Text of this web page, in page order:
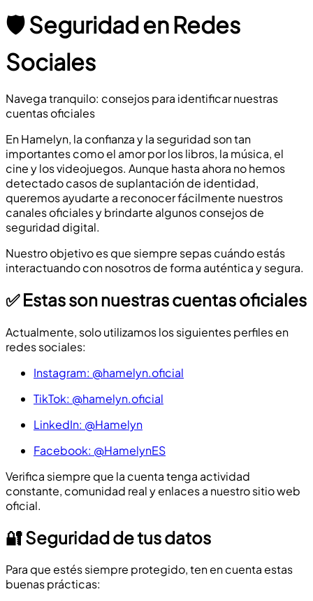
🛡️ Seguridad en Redes
Sociales
Navega tranquilo: consejos para identificar nuestras
cuentas oficiales
En Hamelyn, la confianza y la seguridad son tan
importantes como el amor por los libros, la música, el
cine y los videojuegos. Aunque hasta ahora no hemos
detectado casos de suplantación de identidad,
queremos ayudarte a reconocer fácilmente nuestros
canales oficiales y brindarte algunos consejos de
seguridad digital.
Nuestro objetivo es que siempre sepas cuándo estás
interactuando con nosotros de forma auténtica y segura.
✅ Estas son nuestras cuentas oficiales
Actualmente, solo utilizamos los siguientes perfiles en
redes sociales:
Instagram: @hamelyn.oficial
TikTok: @hamelyn.oficial
LinkedIn: @Hamelyn
Facebook: @HamelynES
Verifica siempre que la cuenta tenga actividad
constante, comunidad real y enlaces a nuestro sitio web
oficial.
🔐 Seguridad de tus datos
Para que estés siempre protegido, ten en cuenta estas
buenas prácticas: